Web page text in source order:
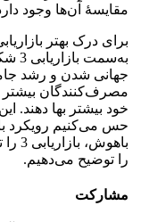
مقایسۀ آن‌ها وجود
جهانی شدن و رشد
مصرف‌کنندگان بیشتر
خود بیشتر بها دهند.
را توضیح می‌دهیم.
مشارکت